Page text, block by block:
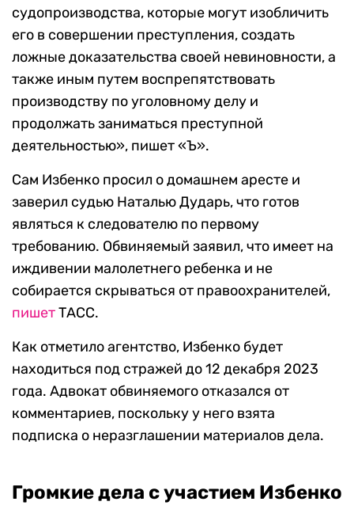
судопроизводства, которые могут изобличить
его в совершении преступления, создать
ложные доказательства своей невиновности, а
также иным путем воспрепятствовать
производству по уголовному делу и
продолжать заниматься преступной
деятельностью», пишет «Ъ».
Сам Избенко просил о домашнем аресте и
заверил судью Наталью Дударь, что готов
являться к следователю по первому
требованию. Обвиняемый заявил, что имеет на
иждивении малолетнего ребенка и не
собирается скрываться от правоохранителей,
пишетТАСС.
Как отметило агентство, Избенко будет
находиться под стражей до 12 декабря 2023
года. Адвокат обвиняемого отказался от
комментариев, поскольку у него взята
подписка о неразглашении материалов дела.
Громкие дела с участием Избенко